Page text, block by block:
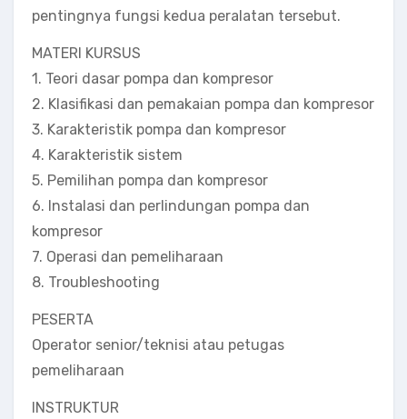
pentingnya fungsi kedua peralatan tersebut.
MATERI KURSUS
1. Teori dasar pompa dan kompresor
2. Klasifikasi dan pemakaian pompa dan kompresor
3. Karakteristik pompa dan kompresor
4. Karakteristik sistem
5. Pemilihan pompa dan kompresor
6. Instalasi dan perlindungan pompa dan
kompresor
7. Operasi dan pemeliharaan
8. Troubleshooting
PESERTA
Operator senior/teknisi atau petugas
pemeliharaan
INSTRUKTUR